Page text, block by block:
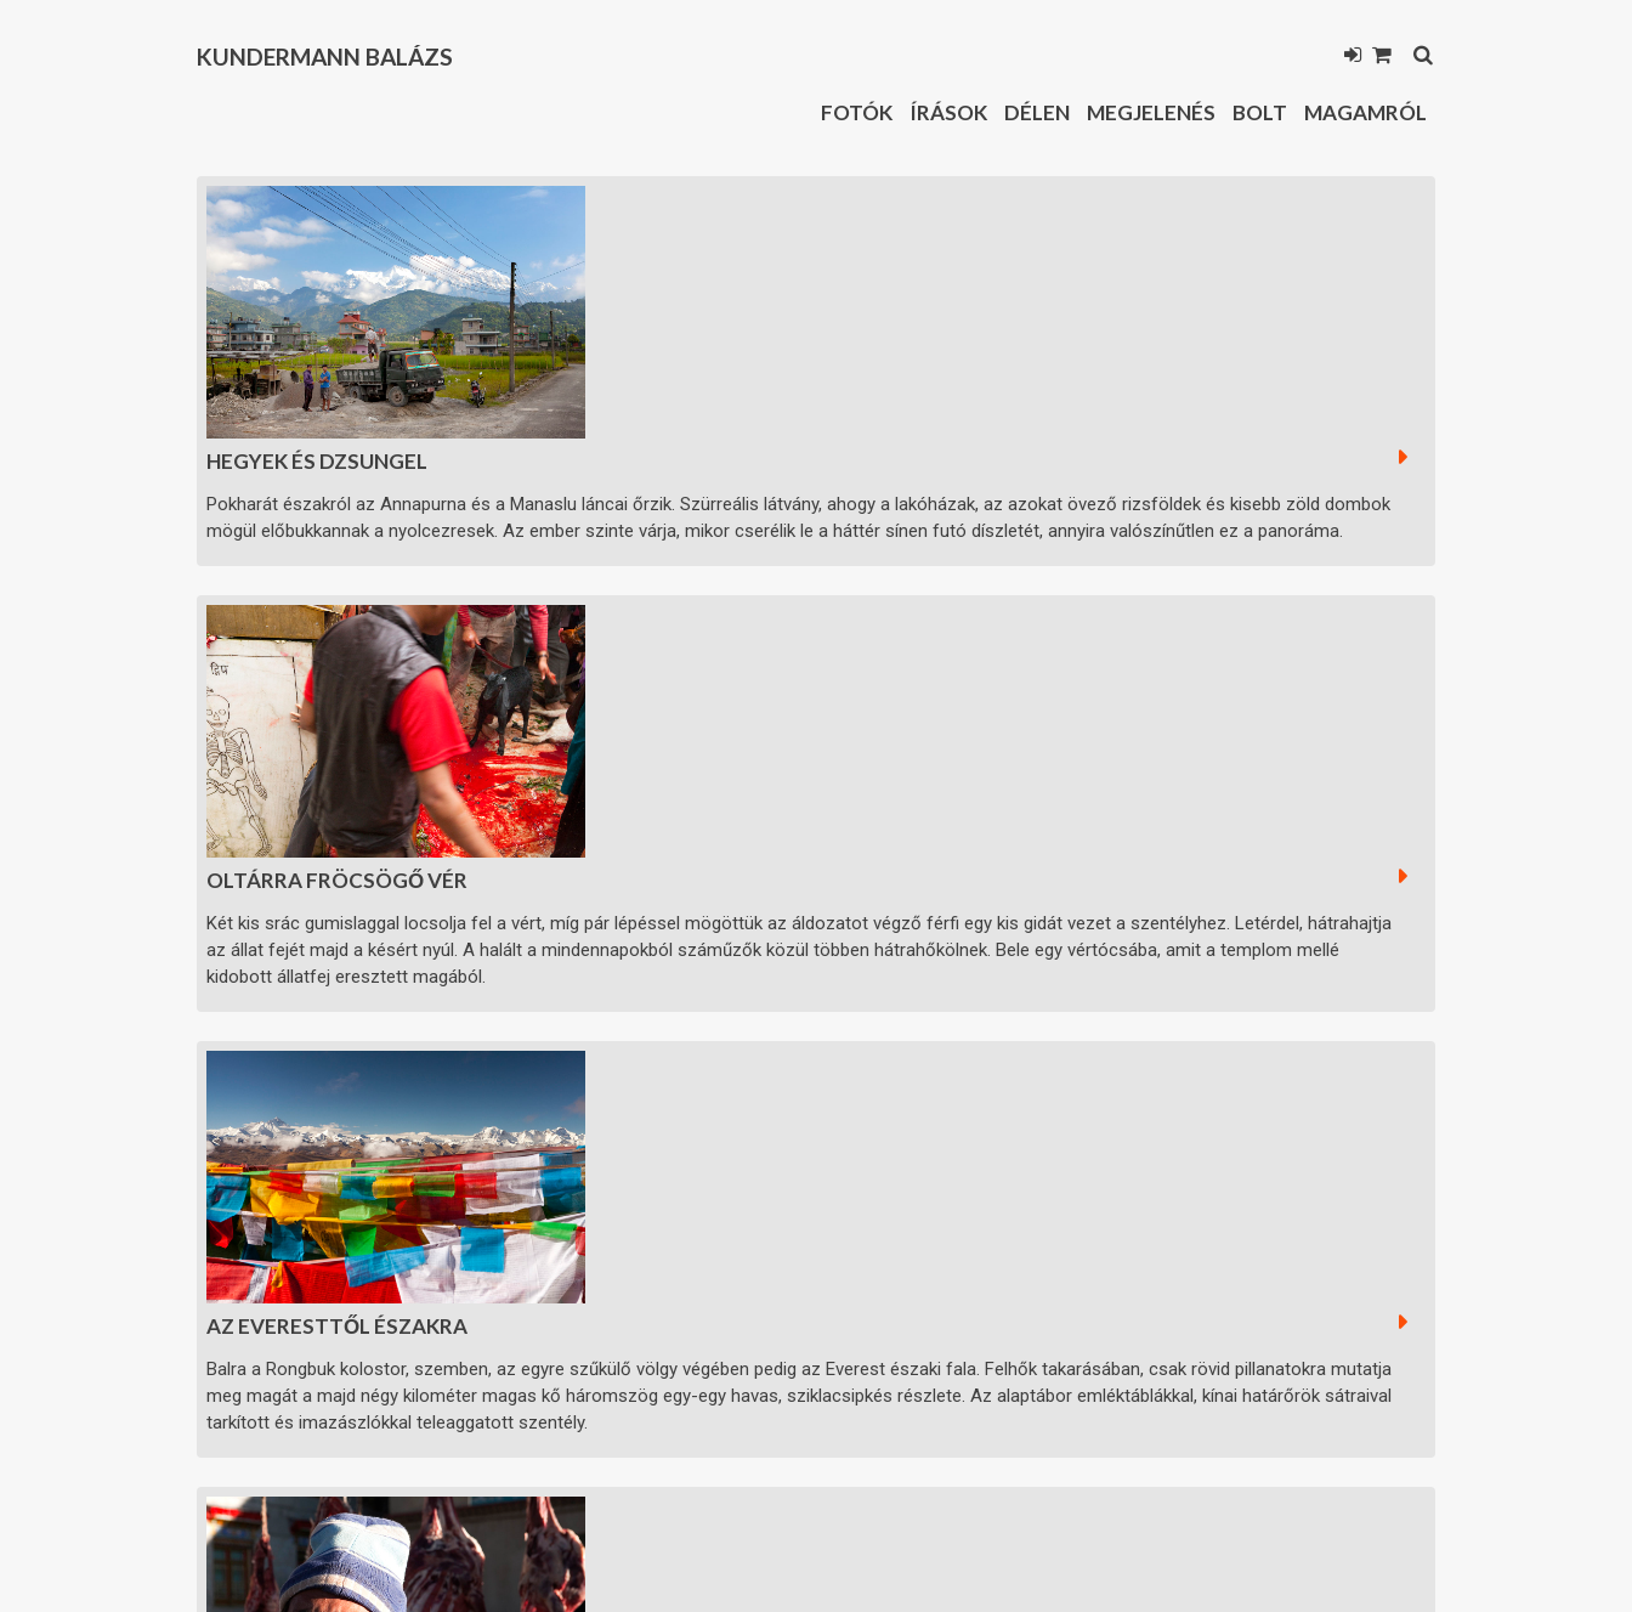
KUNDERMANN BALÁZS
FOTÓK ÍRÁSOK DÉLEN MEGJELENÉS BOLT MAGAMRÓL
HEGYEK ÉS DZSUNGEL
Pokharát északról az Annapurna és a Manaslu láncai őrzik. Szürreális látvány, ahogy a lakóházak, az azokat övező rizsföldek és kisebb zöld dombok
mögül előbukkannak a nyolcezresek. Az ember szinte várja, mikor cserélik le a háttér sínen futó díszletét, annyira valószínűtlen ez a panoráma.
OLTÁRRA FRÖCSÖGŐ VÉR
Két kis srác gumislaggal locsolja fel a vért, míg pár lépéssel mögöttük az áldozatot végző férfi egy kis gidát vezet a szentélyhez. Letérdel, hátrahajtja
az állat fejét majd a késért nyúl. A halált a mindennapokból száműzők közül többen hátrahőkölnek. Bele egy vértócsába, amit a templom mellé
kidobott állatfej eresztett magából.
AZ EVERESTTŐL ÉSZAKRA
Balra a Rongbuk kolostor, szemben, az egyre szűkülő völgy végében pedig az Everest északi fala. Felhők takarásában, csak rövid pillanatokra mutatja
meg magát a majd négy kilométer magas kő háromszög egy-egy havas, sziklacsipkés részlete. Az alaptábor emléktáblákkal, kínai határőrök sátraival
tarkított és imazászlókkal teleaggatott szentély.